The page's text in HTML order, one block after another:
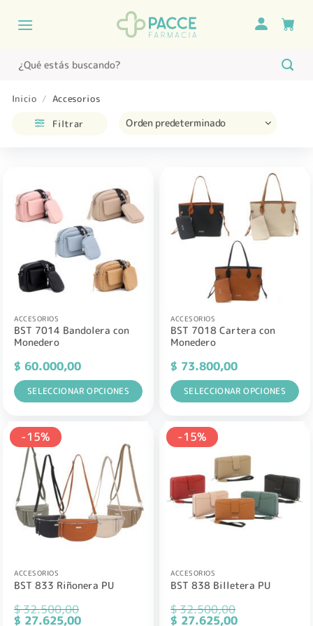
Buscar
por:
Inicio / Accesorios
Filtrar
ACCESORIOS
BST 7014 Bandolera con
Monedero
$ 60.000,00
SELECCIONAR OPCIONES
producto
tiene
múltiples
variantes.
Las
opciones
se
pueden
la
página
producto
ACCESORIOS
BST 7018 Cartera con
Monedero
$ 73.800,00
SELECCIONAR OPCIONES
producto
tiene
Las
opciones
la
página
producto
-15%
ACCESORIOS
BST 833 Riñonera PU
$32.500,00
El
$ 27.625,00El
-15%
ACCESORIOS
BST 838 Billetera PU
$32.500,00
El
$ 27.625,00El